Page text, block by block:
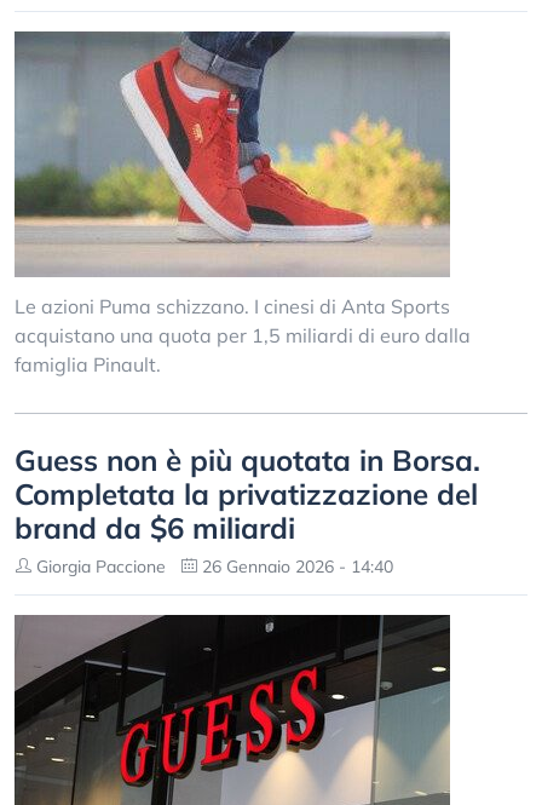
Le azioni Puma schizzano. I cinesi di Anta Sports
acquistano una quota per 1,5 miliardi di euro dalla
famiglia Pinault.
Guess non è più quotata in Borsa.
Completata la privatizzazione del
brand da $6 miliardi
Giorgia Paccione 26 Gennaio 2026 - 14:40